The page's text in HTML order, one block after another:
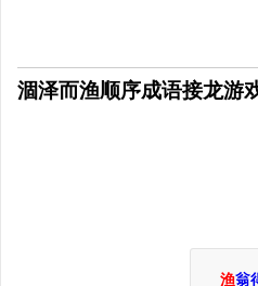
涸泽而渔顺序成语接龙游
渔翁